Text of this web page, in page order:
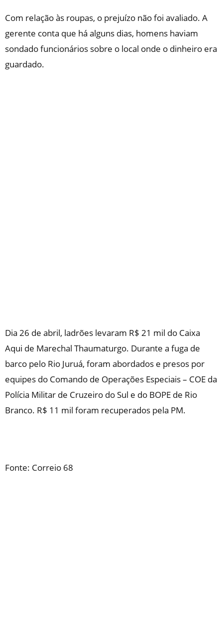
Com relação às roupas, o prejuízo não foi avaliado. A
gerente conta que há alguns dias, homens haviam
sondado funcionários sobre o local onde o dinheiro era
guardado.
Dia 26 de abril, ladrões levaram R$ 21 mil do Caixa
Aqui de Marechal Thaumaturgo. Durante a fuga de
barco pelo Rio Juruá, foram abordados e presos por
equipes do Comando de Operações Especiais – COE da
Polícia Militar de Cruzeiro do Sul e do BOPE de Rio
Branco. R$ 11 mil foram recuperados pela PM.
Fonte: Correio 68